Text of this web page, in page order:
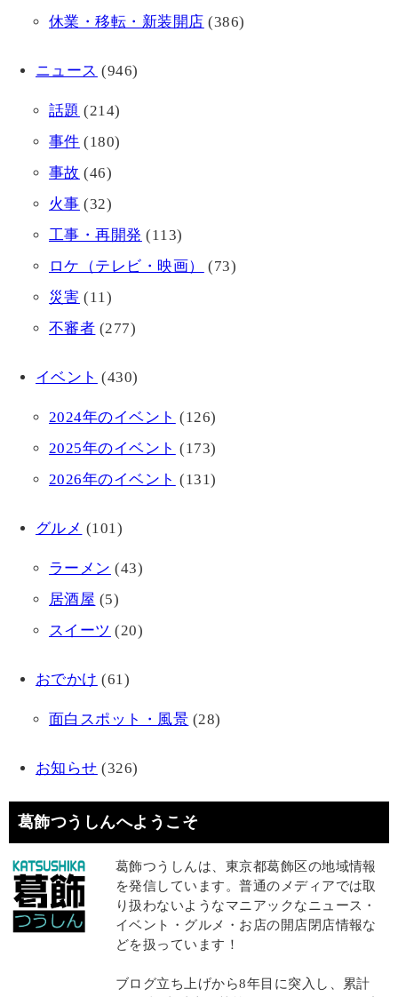
休業・移転・新装開店 (386)
ニュース (946)
話題 (214)
事件 (180)
事故 (46)
火事 (32)
工事・再開発 (113)
ロケ（テレビ・映画）
(73)
災害 (11)
不審者 (277)
イベント (430)
2024年のイベント (126)
2025年のイベント (173)
2026年のイベント (131)
グルメ (101)
ラーメン (43)
居酒屋 (5)
スイーツ (20)
おでかけ (61)
面白スポット・風景 (28)
お知らせ (326)
葛飾つうしんへようこそ
葛飾つうしんは、東京都葛飾区の地域情報
を発信しています。普通のメディアでは取
り扱わないようなマニアックなニュース・
イベント・グルメ・お店の開店閉店情報な
どを扱っています！
ブログ立ち上げから8年目に突入し、累計